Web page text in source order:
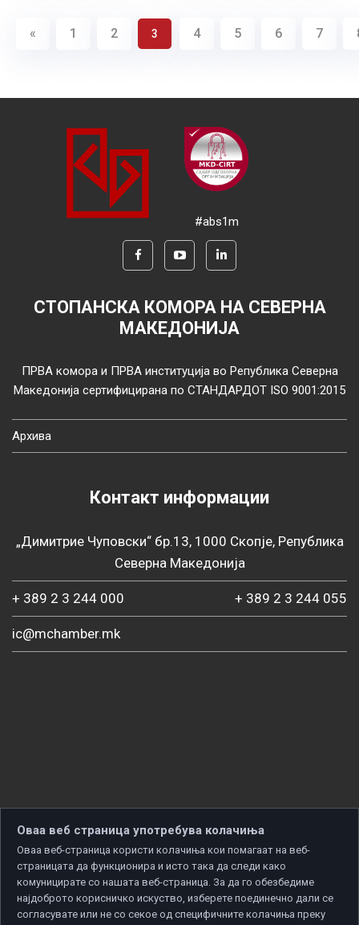
« 1 2 3 4 5 6 7
#abs1m
СТОПАНСКА КОМОРА НА СЕВЕРНА
МАКЕДОНИЈА
ПРВА комора и ПРВА институција во Република Северна
Македонија сертифицирана по СТАНДАРДОТ ISO 9001:2015
Архива
Контакт информации
„Димитрие Чуповски“ бр.13, 1000 Скопје, Република
Северна Македонија
+ 389 2 3 244 000 + 389 2 3 244 055
ic@mchamber.mk
Оваа веб страница употребува колачиња
Оваа веб-страница користи колачиња кои помагаат на веб-
страницата да функционира и исто така да следи како
комуницирате со нашата веб-страница. За да го обезбедиме
најдоброто корисничко искуство, изберете поединечно дали се
согласувате или не со секое од специфичните колачиња преку